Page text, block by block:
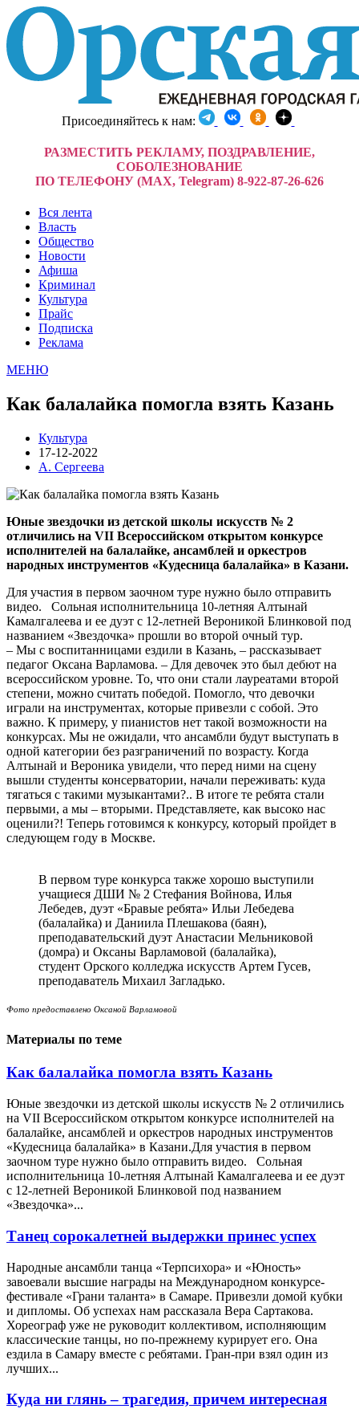
Присоединяйтесь к нам:
РАЗМЕСТИТЬ РЕКЛАМУ, ПОЗДРАВЛЕНИЕ,
СОБОЛЕЗНОВАНИЕ
ПО ТЕЛЕФОНУ (MAX, Telegram) 8-922-87-26-626
Вся лента
Власть
Общество
Новости
Афиша
Криминал
Культура
Прайс
Подписка
Реклама
МЕНЮ
Как балалайка помогла взять Казань
Культура
17-12-2022
А. Сергеева
Юные звездочки из детской школы искусств № 2
отличились на VII Всероссийском открытом конкурсе
исполнителей на балалайке, ансамблей и оркестров
народных инструментов «Кудесница балалайка» в Казани.
Для участия в первом заочном туре нужно было отправить
видео. Сольная исполнительница 10-летняя Алтынай
Камалгалеева и ее дуэт с 12-летней Вероникой Блинковой под
названием «Звездочка» прошли во второй очный тур.
– Мы с воспитанницами ездили в Казань, – рассказывает
педагог Оксана Варламова. – Для девочек это был дебют на
всероссийском уровне. То, что они стали лауреатами второй
степени, можно считать победой. Помогло, что девочки
играли на инструментах, которые привезли с собой. Это
важно. К примеру, у пианистов нет такой возможности на
конкурсах. Мы не ожидали, что ансамбли будут выступать в
одной категории без разграничений по возрасту. Когда
Алтынай и Вероника увидели, что перед ними на сцену
вышли студенты консерватории, начали переживать: куда
тягаться с такими музыкантами?.. В итоге те ребята стали
первыми, а мы – вторыми. Представляете, как высоко нас
оценили?! Теперь готовимся к конкурсу, который пройдет в
следующем году в Москве.
В первом туре конкурса также хорошо выступили
учащиеся ДШИ № 2 Стефания Войнова, Илья
Лебедев, дуэт «Бравые ребята» Ильи Лебедева
(балалайка) и Даниила Плешакова (баян),
преподавательский дуэт Анастасии Мельниковой
(домра) и Оксаны Варламовой (балалайка),
студент Орского колледжа искусств Артем Гусев,
преподаватель Михаил Загладько.
Фото предоставлено Оксаной Варламовой
Материалы по теме
Как балалайка помогла взять Казань
Юные звездочки из детской школы искусств № 2 отличились
на VII Всероссийском открытом конкурсе исполнителей на
балалайке, ансамблей и оркестров народных инструментов
«Кудесница балалайка» в Казани.Для участия в первом
заочном туре нужно было отправить видео. Сольная
исполнительница 10-летняя Алтынай Камалгалеева и ее дуэт
с 12-летней Вероникой Блинковой под названием
«Звездочка»...
Танец сорокалетней выдержки принес успех
Народные ансамбли танца «Терпсихора» и «Юность»
завоевали высшие награды на Международном конкурсе-
фестивале «Грани таланта» в Самаре. Привезли домой кубки
и дипломы. Об успехах нам рассказала Вера Сартакова.
Хореограф уже не руководит коллективом, исполняющим
классические танцы, но по-прежнему курирует его. Она
ездила в Самару вместе с ребятами. Гран-при взял один из
лучших...
Куда ни глянь – трагедия, причем интересная